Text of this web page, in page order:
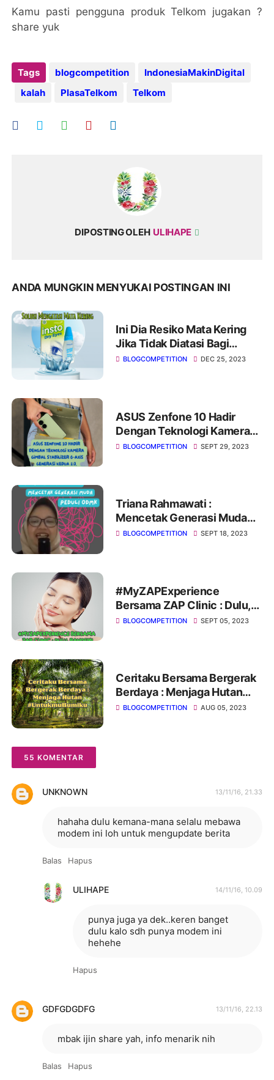
Kamu pasti pengguna produk Telkom jugakan ?
share yuk
Tags blogcompetition
IndonesiaMakinDigital
kalah
PlasaTelkom Telkom
DIPOSTING OLEH ULIHAPE
ANDA MUNGKIN MENYUKAI POSTINGAN INI
Ini Dia Resiko Mata Kering
Jika Tidak Diatasi Bagi
Pengendara Motor
BLOGCOMPETITION DEC 25, 2023
ASUS Zenfone 10 Hadir
Dengan Teknologi Kamera
Gimbal Stabilizer 6-Axis
BLOGCOMPETITION SEPT 29, 2023
Triana Rahmawati :
Mencetak Generasi Muda
Peduli ODMK
BLOGCOMPETITION SEPT 18, 2023
#MyZAPExperience
Bersama ZAP Clinic : Dulu,
Pandemi Hingga Kini
BLOGCOMPETITION SEPT 05, 2023
Ceritaku Bersama Bergerak
Berdaya : Menjaga Hutan
#UntukmuBumiku
BLOGCOMPETITION AUG 05, 2023
55 KOMENTAR
UNKNOWN 13/11/16, 21.33
hahaha dulu kemana-mana selalu mebawa
modem ini loh untuk mengupdate berita
Balas Hapus
ULIHAPE 14/11/16, 10.09
punya juga ya dek..keren banget
dulu kalo sdh punya modem ini
hehehe
Hapus
GDFGDGDFG 13/11/16, 22.13
mbak ijin share yah, info menarik nih
Balas Hapus